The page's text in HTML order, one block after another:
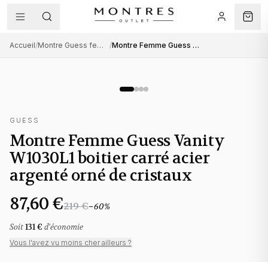
Accueil/ Montre Guess femme / Montre Femme Guess Vanity W1030L1 boitier carré acier argenté orné de cristaux
GUESS
Montre Femme Guess Vanity
W1030L1 boitier carré acier
argenté orné de cristaux
87,60 €219 €−60%
Soit131 € d'économie
Vous l'avez vu moins cher ailleurs ?